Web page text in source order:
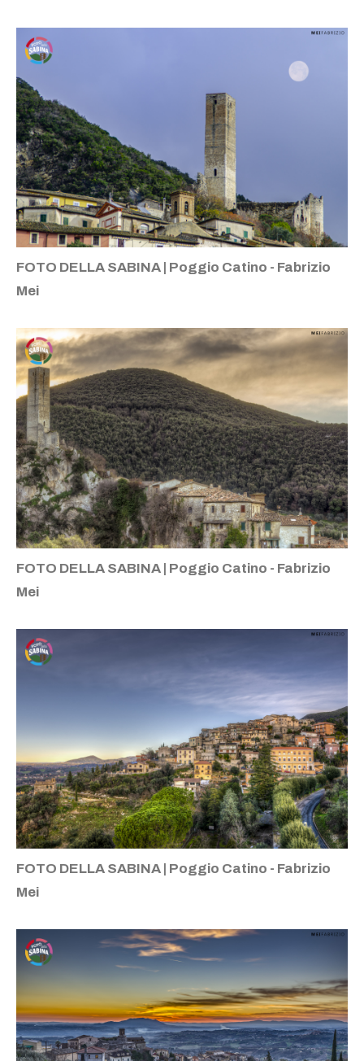
FOTO DELLA SABINA | Poggio Catino - Fabrizio
Mei
FOTO DELLA SABINA | Poggio Catino - Fabrizio
Mei
FOTO DELLA SABINA | Poggio Catino - Fabrizio
Mei